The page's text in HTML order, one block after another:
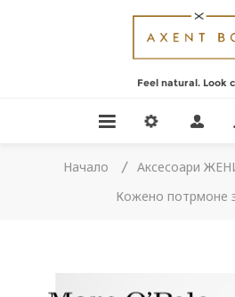
Feel natural. Look
Начало / Аксесоари
Кожено потрмоне